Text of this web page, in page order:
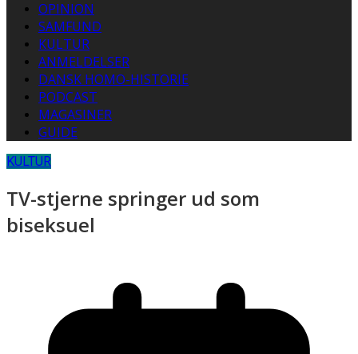
OPINION
SAMFUND
KULTUR
ANMELDELSER
DANSK HOMO-HISTORIE
PODCAST
MAGASINER
GUIDE
KULTUR
TV-stjerne springer ud som
biseksuel